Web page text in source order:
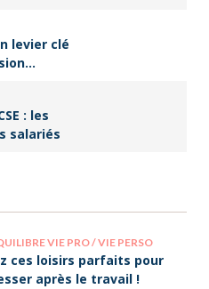
levier clé
: les
salariés
VIE PRO / VIE PERSO
ces loisirs parfaits pour
après le travail !